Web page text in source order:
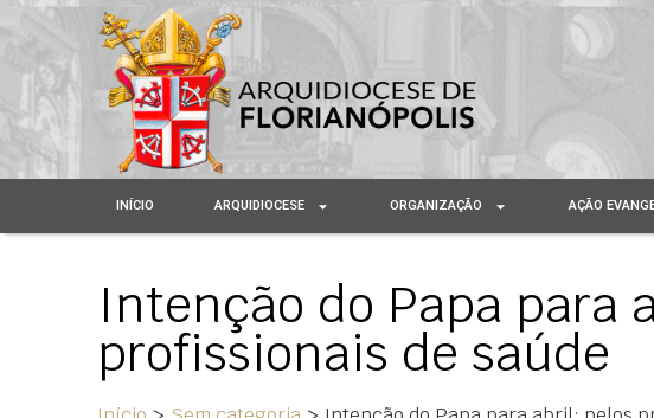
INÍCIO ARQUIDIOCESE ORGANIZAÇÃO AÇÃO
Intenção do Papa para
profissionais de saúde